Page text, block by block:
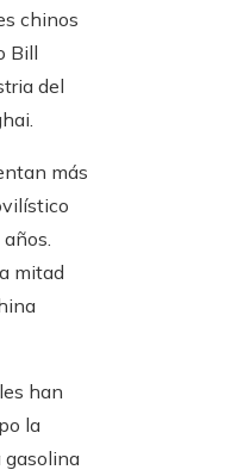
chinos
Bill
del
más
mitad
han
la
gasolina